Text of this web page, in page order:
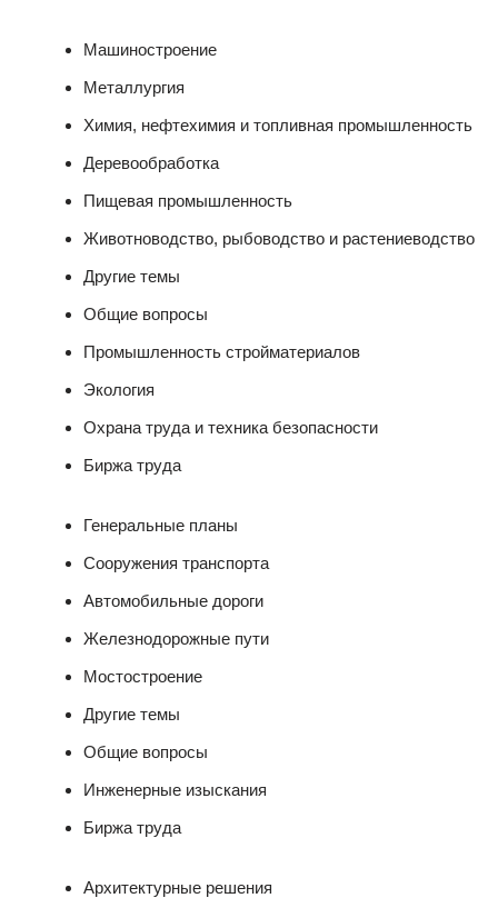
Машиностроение
Металлургия
Химия, нефтехимия и топливная промышленность
Деревообработка
Пищевая промышленность
Животноводство, рыбоводство и растениеводство
Другие темы
Общие вопросы
Промышленность стройматериалов
Экология
Охрана труда и техника безопасности
Биржа труда
Генеральные планы
Сооружения транспорта
Автомобильные дороги
Железнодорожные пути
Мостостроение
Другие темы
Общие вопросы
Инженерные изыскания
Биржа труда
Архитектурные решения